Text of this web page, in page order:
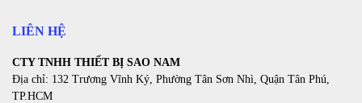
LIÊN HỆ
CTY TNHH THIẾT BỊ SAO NAM
Địa chỉ: 132 Trương Vĩnh Ký, Phường Tân Sơn Nhì, Quận Tân Phú,
TP.HCM